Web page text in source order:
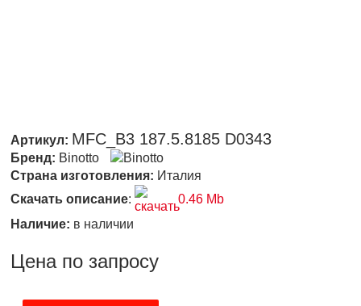
Артикул: MFC_B3 187.5.8185 D0343
Бренд: Binotto
Страна изготовления: Италия
Скачать описание:
0.46 Mb
Наличие: в наличии
Цена по запросу